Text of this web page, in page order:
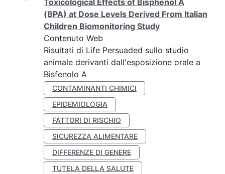
Toxicological Effects of Bisphenol A
(BPA) at Dose Levels Derived From Italian
Children Biomonitoring Study
Contenuto Web
Risultati di Life Persuaded sullo studio
animale derivanti dall'esposizione orale a
Bisfenolo A
CONTAMINANTI CHIMICI
EPIDEMIOLOGIA
FATTORI DI RISCHIO
SICUREZZA ALIMENTARE
DIFFERENZE DI GENERE
TUTELA DELLA SALUTE